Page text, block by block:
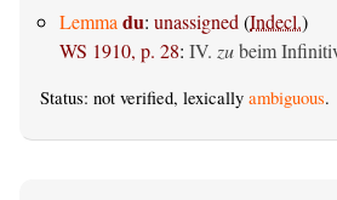
Lemma du: unassigned (Indecl.)
WS 1910, p. 28: IV. zubeim
Status: not verified, lexically ambiguous.